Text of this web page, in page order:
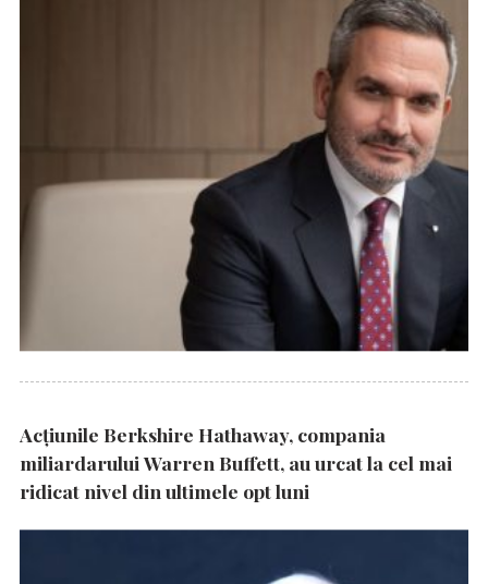
Acțiunile Berkshire Hathaway, compania
miliardarului Warren Buffett, au urcat la cel mai
ridicat nivel din ultimele opt luni